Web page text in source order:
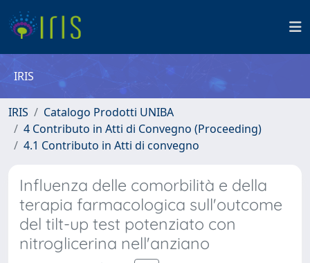
IRIS
IRIS
Catalogo Prodotti UNIBA
4 Contributo in Atti di Convegno (Proceeding)
4.1 Contributo in Atti di convegno
Influenza delle comorbilità e della
terapia farmacologica sull'outcome
del tilt-up test potenziato con
nitroglicerina nell'anziano